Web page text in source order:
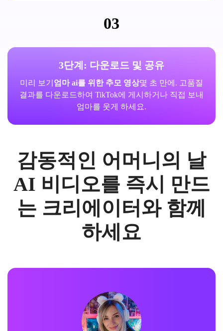
03
3단계: 다운로드 및 공유
미리 보기 엄마 ai를 위한 추모 영상몇 초 만에. 고품질
결과를 다운로드하여 TikTok에 게시하거나 직접 보내
엄마를 웃게 하세요.
감동적인 어머니의 날
AI 비디오를 즉시 만드
는 크리에이터와 함께
하세요